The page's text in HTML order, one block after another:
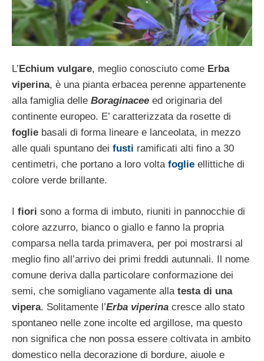
L’Echium vulgare, meglio conosciuto come Erba
viperina, è una pianta erbacea perenne appartenente
alla famiglia delle Boraginacee ed originaria del
continente europeo. E’ caratterizzata da rosette di
foglie basali di forma lineare e lanceolata, in mezzo
alle quali spuntano dei fusti ramificati alti fino a 30
centimetri, che portano a loro volta foglie ellittiche di
colore verde brillante.
I fiori sono a forma di imbuto, riuniti in pannocchie di
colore azzurro, bianco o giallo e fanno la propria
comparsa nella tarda primavera, per poi mostrarsi al
meglio fino all’arrivo dei primi freddi autunnali. Il nome
comune deriva dalla particolare conformazione dei
semi, che somigliano vagamente alla testa di una
vipera. Solitamente l’Erba viperina cresce allo stato
spontaneo nelle zone incolte ed argillose, ma questo
non significa che non possa essere coltivata in ambito
domestico nella decorazione di bordure, aiuole e